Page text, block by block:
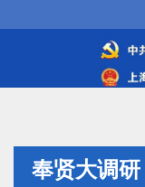
奉贤大调研